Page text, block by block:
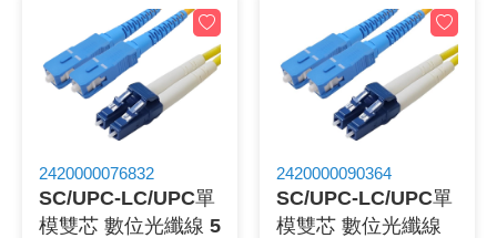
2420000076832
SC/UPC-LC/UPC單
模雙芯 數位光纖線 5
2420000090364
SC/UPC-LC/UPC單
模雙芯 數位光纖線